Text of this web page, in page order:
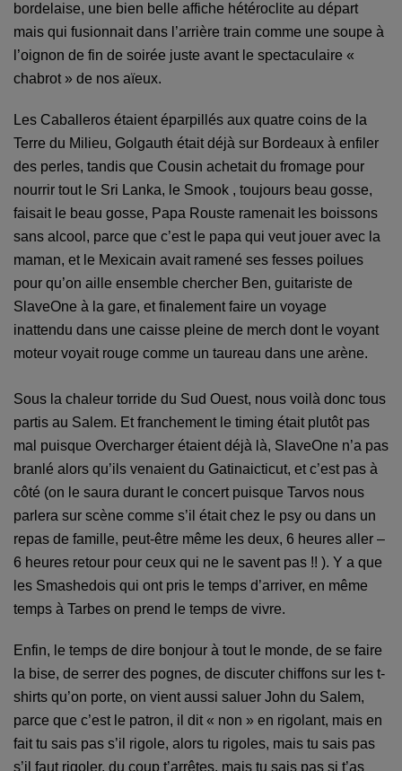
bordelaise, une bien belle affiche hétéroclite au départ
mais qui fusionnait dans l’arrière train comme une soupe à
l’oignon de fin de soirée juste avant le spectaculaire «
chabrot » de nos aïeux.
Les Caballeros étaient éparpillés aux quatre coins de la
Terre du Milieu, Golgauth était déjà sur Bordeaux à enfiler
des perles, tandis que Cousin achetait du fromage pour
nourrir tout le Sri Lanka, le Smook , toujours beau gosse,
faisait le beau gosse, Papa Rouste ramenait les boissons
sans alcool, parce que c’est le papa qui veut jouer avec la
maman, et le Mexicain avait ramené ses fesses poilues
pour qu’on aille ensemble chercher Ben, guitariste de
SlaveOne à la gare, et finalement faire un voyage
inattendu dans une caisse pleine de merch dont le voyant
moteur voyait rouge comme un taureau dans une arène.
Sous la chaleur torride du Sud Ouest, nous voilà donc tous
partis au Salem. Et franchement le timing était plutôt pas
mal puisque Overcharger étaient déjà là, SlaveOne n’a pas
branlé alors qu’ils venaient du Gatinaicticut, et c’est pas à
côté (on le saura durant le concert puisque Tarvos nous
parlera sur scène comme s’il était chez le psy ou dans un
repas de famille, peut-être même les deux, 6 heures aller –
6 heures retour pour ceux qui ne le savent pas !! ). Y a que
les Smashedois qui ont pris le temps d’arriver, en même
temps à Tarbes on prend le temps de vivre.
Enfin, le temps de dire bonjour à tout le monde, de se faire
la bise, de serrer des pognes, de discuter chiffons sur les t-
shirts qu’on porte, on vient aussi saluer John du Salem,
parce que c’est le patron, il dit « non » en rigolant, mais en
fait tu sais pas s’il rigole, alors tu rigoles, mais tu sais pas
s’il faut rigoler, du coup t’arrêtes, mais tu sais pas si t’as